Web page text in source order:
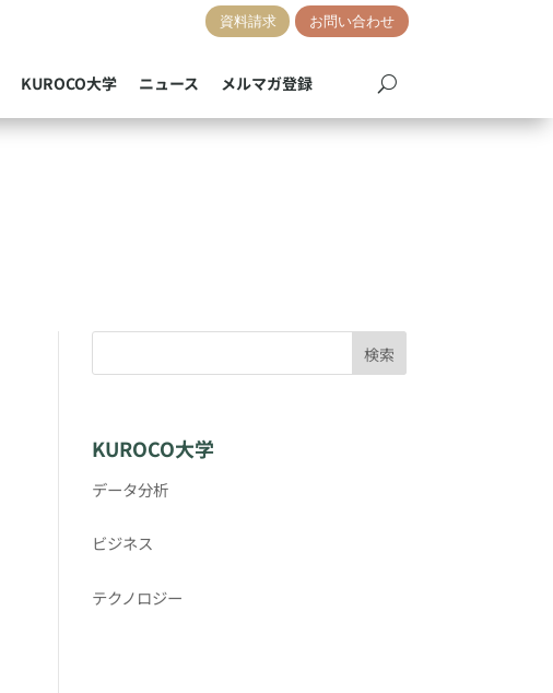
資料請求 お問い合わせ
KUROCO大学 ニュース メルマガ登録
検索
KUROCO大学
データ分析
ビジネス
テクノロジー